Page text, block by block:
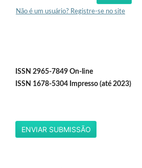
Não é um usuário? Registre-se no site
ISSN 2965-7849 On-line
ISSN 1678-5304 Impresso (até 2023)
ENVIAR SUBMISSÃO